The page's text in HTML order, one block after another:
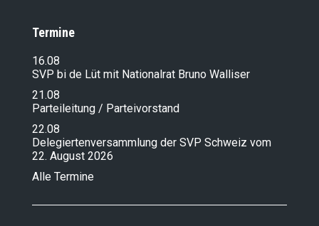
Termine
16.08
SVP bi de Lüt mit Nationalrat Bruno Walliser
21.08
Parteileitung / Parteivorstand
22.08
Delegiertenversammlung der SVP Schweiz vom
22. August 2026
Alle Termine